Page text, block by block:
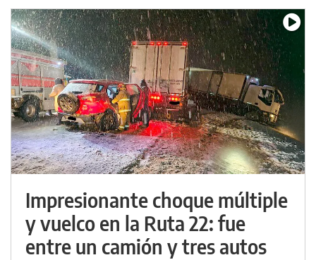
Impresionante choque múltiple
y vuelco en la Ruta 22: fue
entre un camión y tres autos